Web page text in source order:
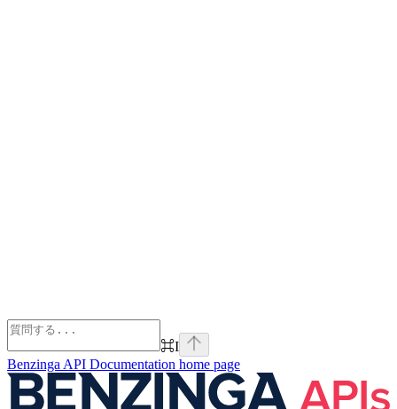
⌘I
Benzinga API Documentation home page